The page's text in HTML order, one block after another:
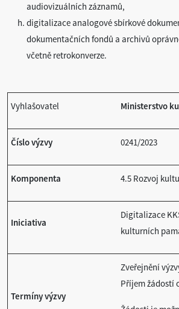
audiovizuálních záznamů,
digitalizace analogové sbírkové
dokumentačních fondů a archivů
včetně retrokonverze.
Vyhlašovatel Ministerstvo
Číslo výzvy 0241/2023
Komponenta 4.5 Rozvoj
Iniciativa
Digitalizace
kulturních
Termíny výzvy
Zveřejnění
Příjem žádostí